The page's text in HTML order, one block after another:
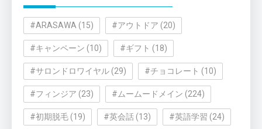
#ARASAWA (15) #アウトドア (20)
#キャンペーン (10) #ギフト (18)
#サロンドロワイヤル (29) #チョコレート (10)
#フィンジア (23) #ムームードメイン (224)
#初期脱毛 (19) #英会話 (13) #英語学習 (24)